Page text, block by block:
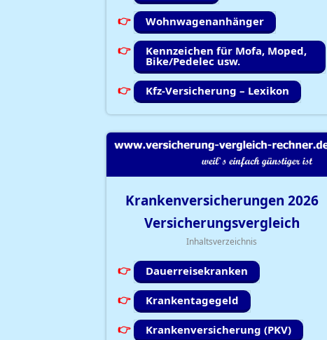
Wohnwagenanhänger
Kennzeichen für Mofa, Moped,
Bike/Pedelec usw.
Kfz-Versicherung – Lexikon
Krankenversicherungen 2026
Versicherungsvergleich
Inhaltsverzeichnis
Dauerreisekranken
Krankentagegeld
Krankenversicherung (PKV)